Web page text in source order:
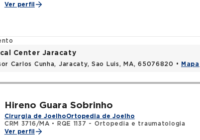
Ver perfil
Center Jaracaty
Carlos Cunha, Jaracaty, Sao Luis, MA, 65076820 • Mapa
Hireno Guara Sobrinho
Cirurgia de JoelhoOrtopedia de Joelho
CRM 3716/MA •
RQE 1137 - Ortopedia e traumatologia
Ver perfil